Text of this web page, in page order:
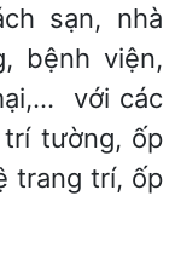
sạn, nhà
bệnh viện,
với các
tường, ốp
trang trí, ốp